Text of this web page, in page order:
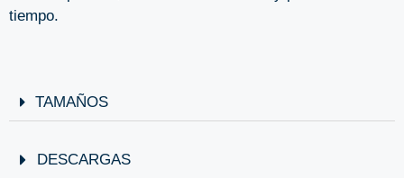
tiempo.
TAMAÑOS
DESCARGAS